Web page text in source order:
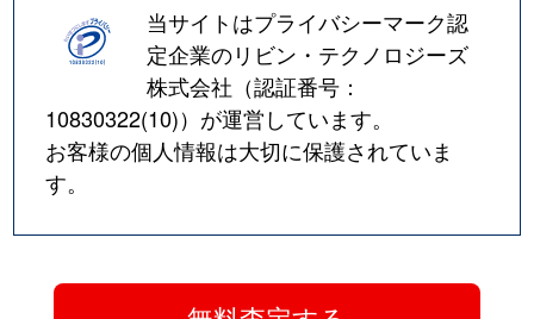
当サイトはプライバシーマーク認
定企業のリビン・テクノロジーズ
株式会社（認証番号：
10830322(10)）が運営しています。
お客様の個人情報は大切に保護されていま
す。